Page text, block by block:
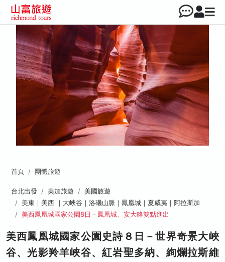
首頁 團體旅遊
台北出發 美加旅遊
美國旅遊
美東｜美西 ｜大峽谷｜洛磯山脈｜鳳凰城｜夏威夷｜阿拉斯加
美西鳳凰城國家公園8日－鳳凰城、安大略雙點進出
美西鳳凰城國家公園史詩８日－世界奇景大峽
谷、光影羚羊峽谷、紅岩聖多納、絢爛拉斯維